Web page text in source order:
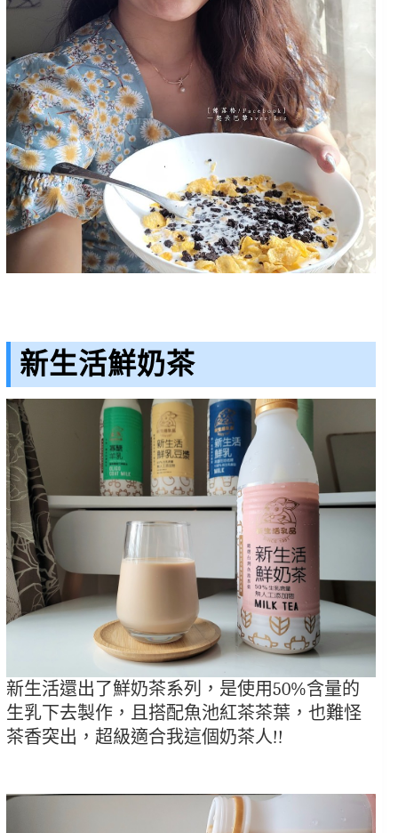
新生活鮮奶茶
新生活還出了鮮奶茶系列，是使用50%含量的
生乳下去製作，且搭配魚池紅茶茶葉，也難怪
茶香突出，超級適合我這個奶茶人!!